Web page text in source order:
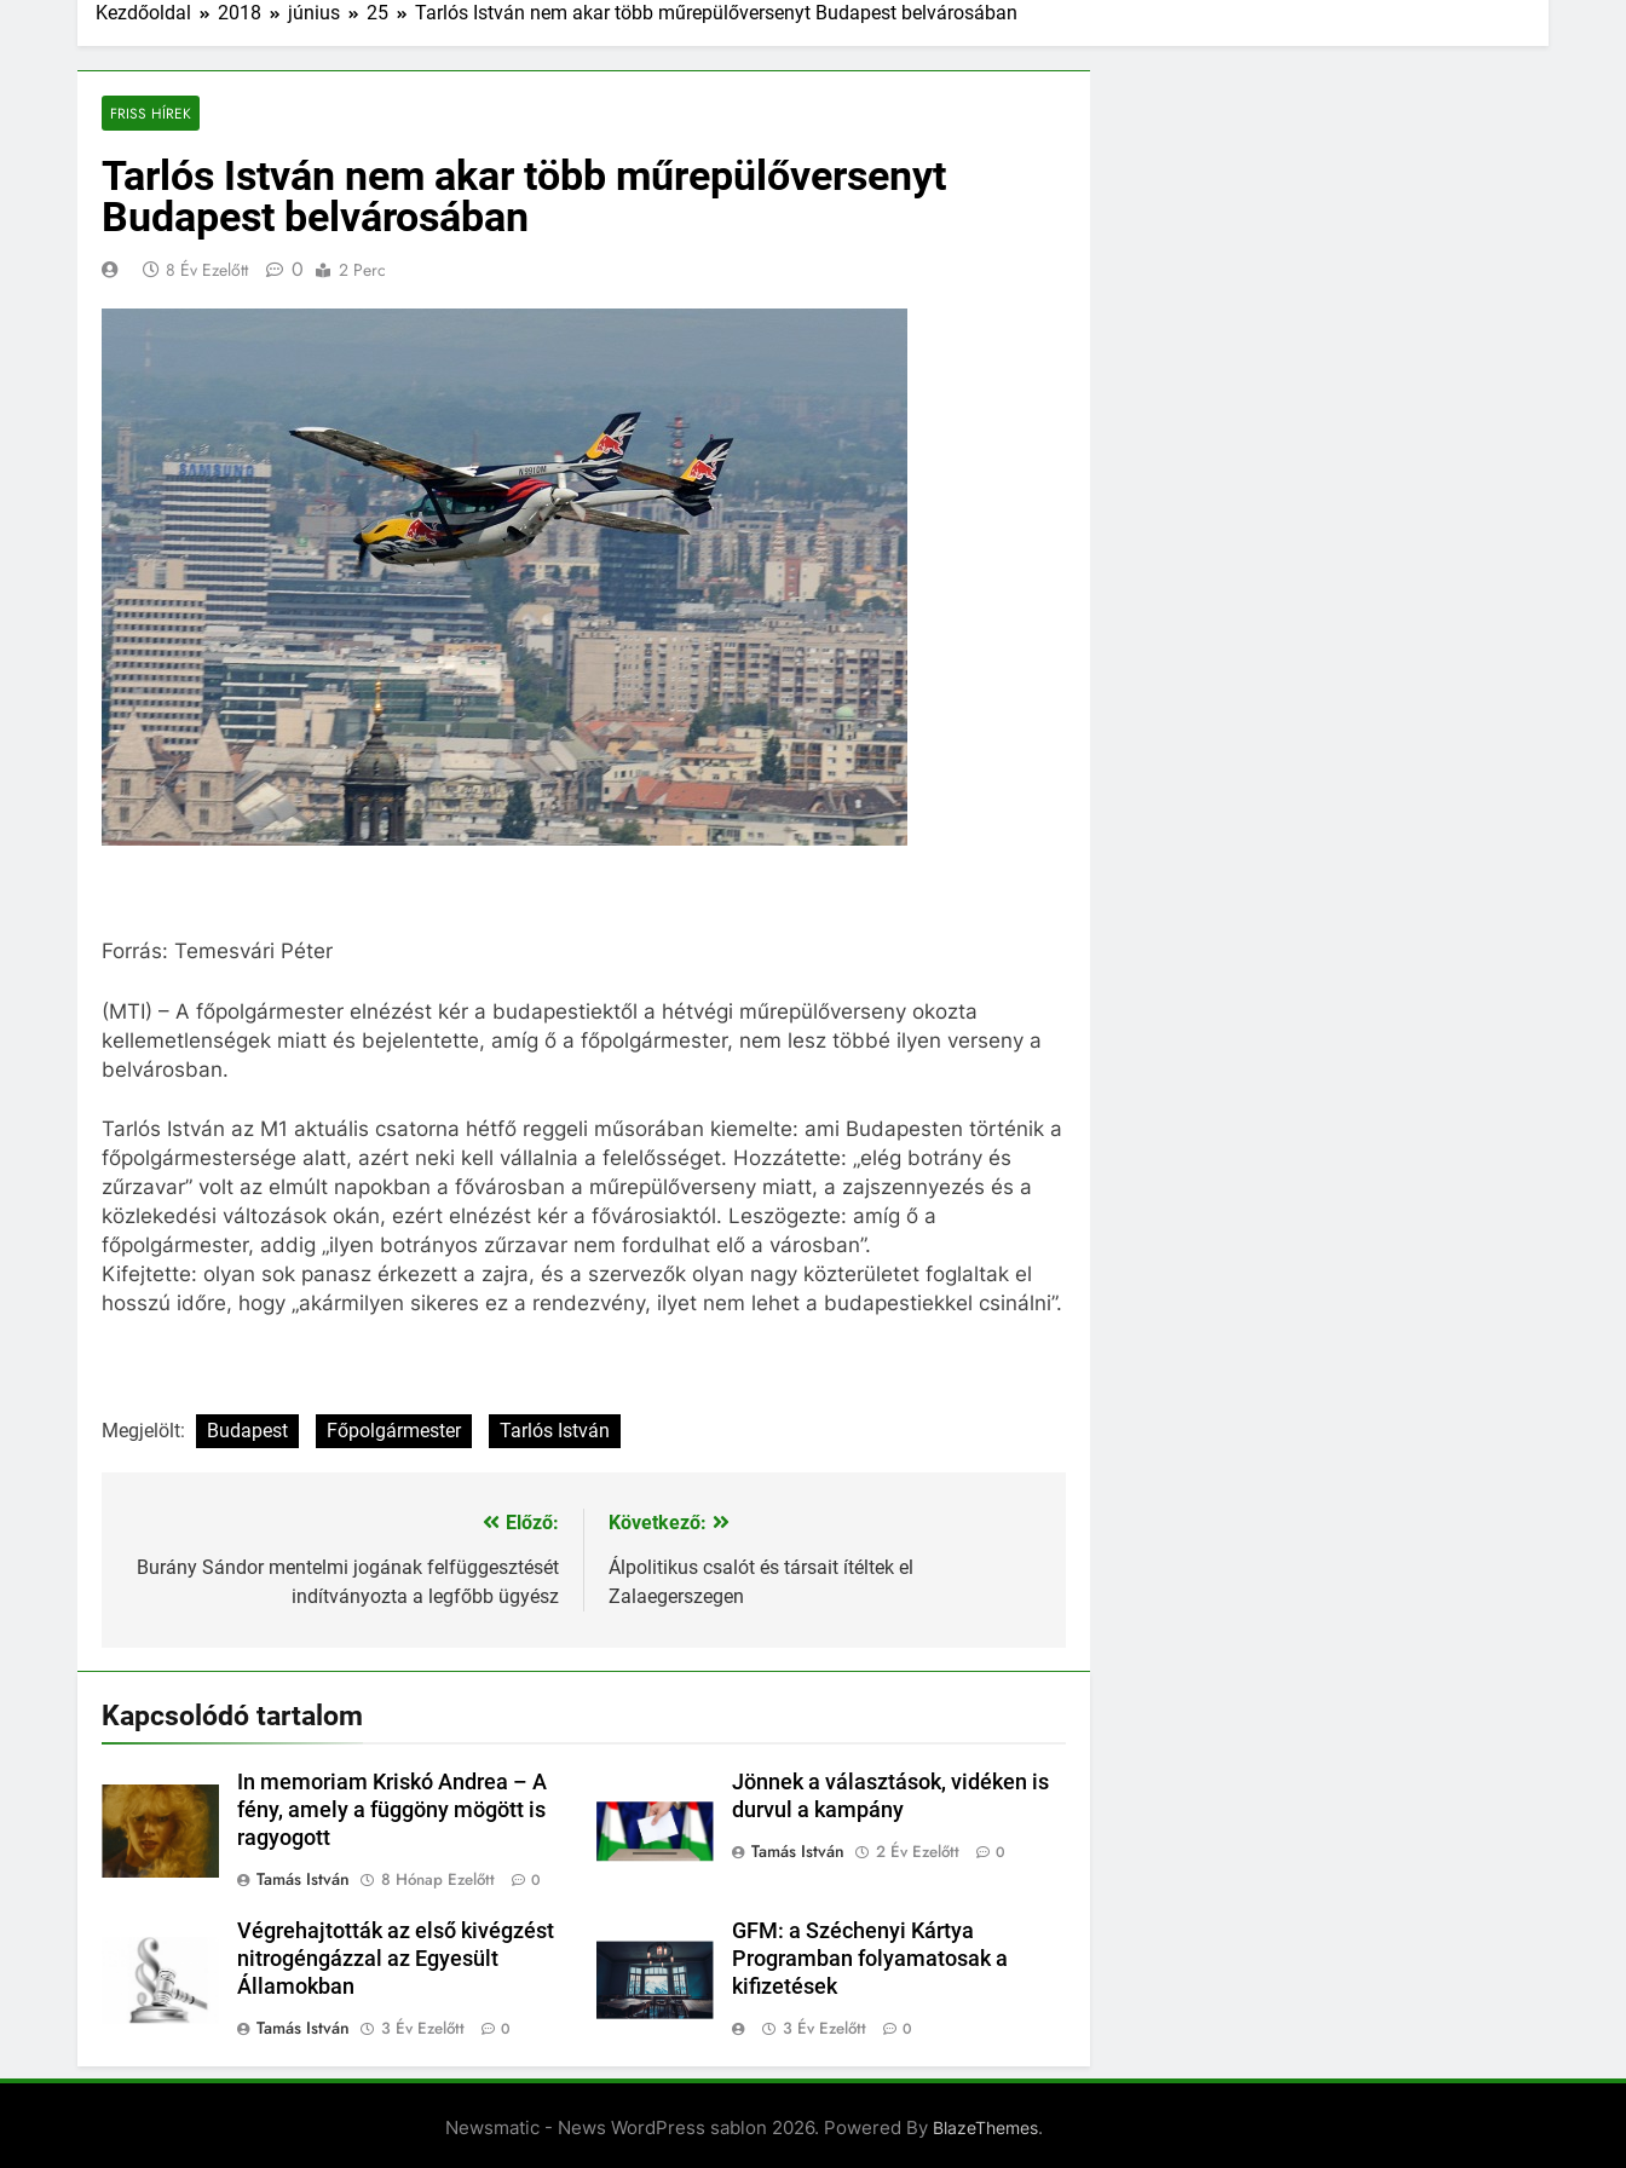
Kezdőoldal 2018 június 25 Tarlós István nem akar több műrepülőversenyt Budapest belvárosában
FRISS HÍREK
Tarlós István nem akar több műrepülőversenyt
Budapest belvárosában
8 Év Ezelőtt 0 2 Perc
Forrás: Temesvári Péter
(MTI) – A főpolgármester elnézést kér a budapestiektől a hétvégi műrepülőverseny okozta
kellemetlenségek miatt és bejelentette, amíg ő a főpolgármester, nem lesz többé ilyen verseny a
belvárosban.
Tarlós István az M1 aktuális csatorna hétfő reggeli műsorában kiemelte: ami Budapesten történik a
főpolgármestersége alatt, azért neki kell vállalnia a felelősséget. Hozzátette: „elég botrány és
zűrzavar” volt az elmúlt napokban a fővárosban a műrepülőverseny miatt, a zajszennyezés és a
közlekedési változások okán, ezért elnézést kér a fővárosiaktól. Leszögezte: amíg ő a
főpolgármester, addig „ilyen botrányos zűrzavar nem fordulhat elő a városban”.
Kifejtette: olyan sok panasz érkezett a zajra, és a szervezők olyan nagy közterületet foglaltak el
hosszú időre, hogy „akármilyen sikeres ez a rendezvény, ilyet nem lehet a budapestiekkel csinálni”.
Megjelölt: Budapest Főpolgármester Tarlós István
navigáció
Előző:
Burány Sándor mentelmi jogának felfüggesztését
indítványozta a legfőbb ügyész
Következő:
Álpolitikus csalót és társait ítéltek el
Zalaegerszegen
Kapcsolódó tartalom
In memoriam Kriskó Andrea – A
fény, amely a függöny mögött is
ragyogott
Tamás István
8 Hónap Ezelőtt 0
Jönnek a választások, vidéken is
durvul a kampány
Tamás István
2 Év Ezelőtt 0
Végrehajtották az első kivégzést
nitrogéngázzal az Egyesült
Államokban
Tamás István
3 Év Ezelőtt 0
GFM: a Széchenyi Kártya
Programban folyamatosak a
kifizetések
3 Év Ezelőtt 0
Newsmatic - News WordPress sablon 2026. Powered By BlazeThemes.